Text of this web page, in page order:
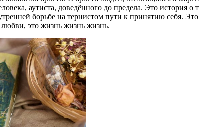
аутиста, доведённого до предела. Это история
борьбе на тернистом пути к принятию себя.
это жизнь жизнь жизнь.